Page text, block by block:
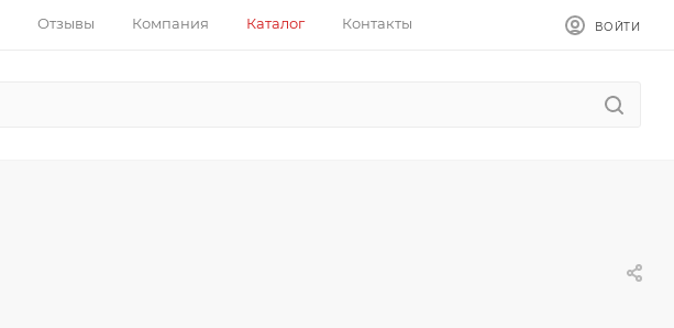
Отзывы Компания Каталог Контакты ВОЙТИ